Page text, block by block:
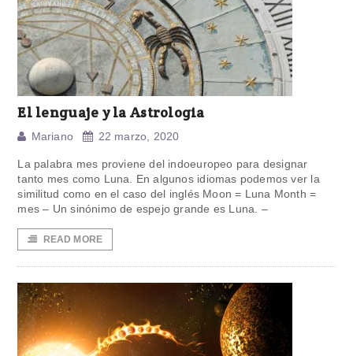
El lenguaje y la Astrologia
Mariano 22 marzo, 2020
La palabra mes proviene del indoeuropeo para designar
tanto mes como Luna. En algunos idiomas podemos ver la
similitud como en el caso del inglés Moon = Luna Month =
mes – Un sinónimo de espejo grande es Luna. –
READ MORE